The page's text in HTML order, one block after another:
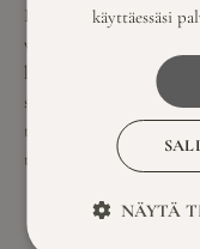
Luonnon läheisyys
virkistäytymiseen
kävelyretkistä
saunassa Päijänteen
työskentely ja
tekee siitä
käyttäessäsi
NÄYTÄ